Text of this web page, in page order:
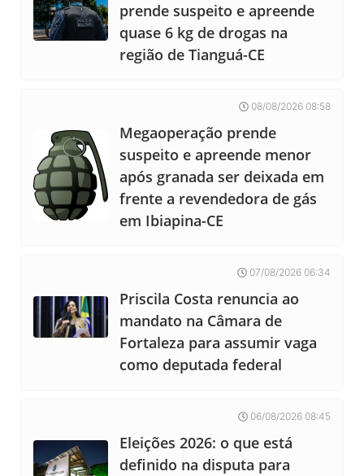
prende suspeito e apreende
quase 6 kg de drogas na
região de Tianguá-CE
08/08/2026 08:58
Megaoperação prende
suspeito e apreende menor
após granada ser deixada em
frente a revendedora de gás
em Ibiapina-CE
07/08/2026 06:34
Priscila Costa renuncia ao
mandato na Câmara de
Fortaleza para assumir vaga
como deputada federal
06/08/2026 08:45
Eleições 2026: o que está
definido na disputa para